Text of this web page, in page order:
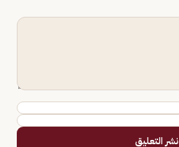
نشر التعليق